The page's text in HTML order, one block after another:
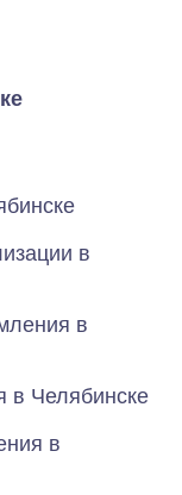
в
в
в Челябинске
в